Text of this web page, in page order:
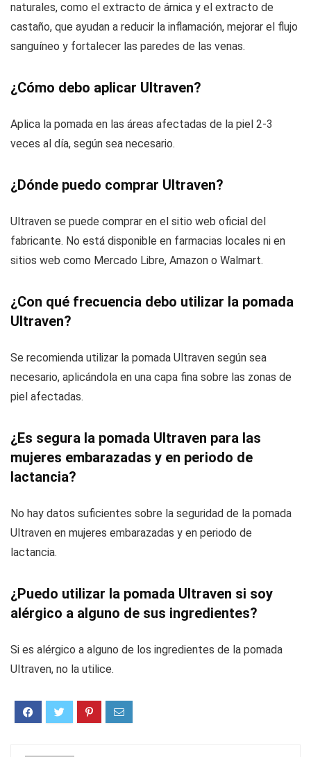
naturales, como el extracto de árnica y el extracto de
castaño, que ayudan a reducir la inflamación, mejorar el flujo
sanguíneo y fortalecer las paredes de las venas.
¿Cómo debo aplicar Ultraven?
Aplica la pomada en las áreas afectadas de la piel 2-3
veces al día, según sea necesario.
¿Dónde puedo comprar Ultraven?
Ultraven se puede comprar en el sitio web oficial del
fabricante. No está disponible en farmacias locales ni en
sitios web como Mercado Libre, Amazon o Walmart.
¿Con qué frecuencia debo utilizar la pomada
Ultraven?
Se recomienda utilizar la pomada Ultraven según sea
necesario, aplicándola en una capa fina sobre las zonas de
piel afectadas.
¿Es segura la pomada Ultraven para las
mujeres embarazadas y en periodo de
lactancia?
No hay datos suficientes sobre la seguridad de la pomada
Ultraven en mujeres embarazadas y en periodo de
lactancia.
¿Puedo utilizar la pomada Ultraven si soy
alérgico a alguno de sus ingredientes?
Si es alérgico a alguno de los ingredientes de la pomada
Ultraven, no la utilice.